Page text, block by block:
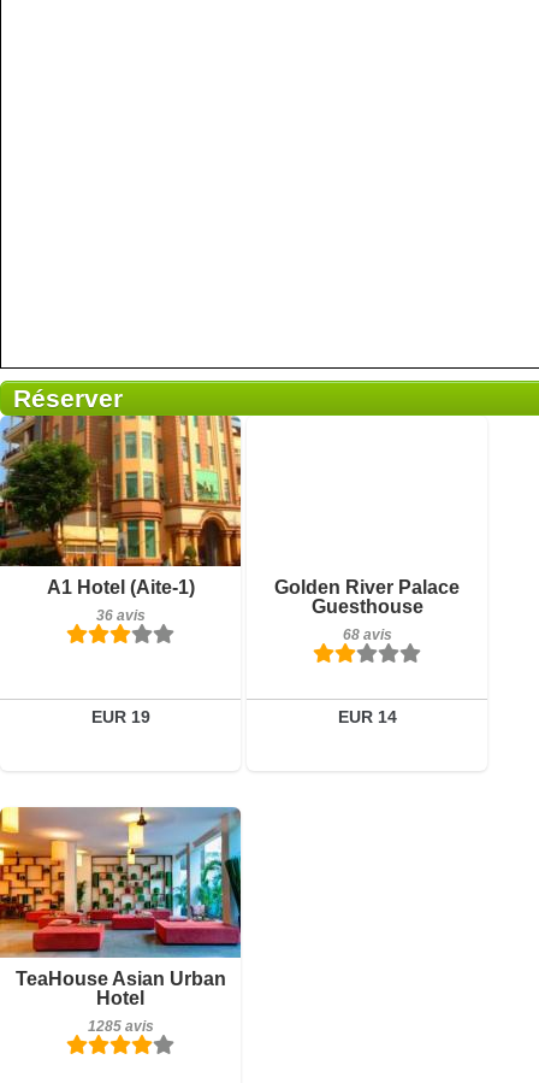
Réserver
A1 Hotel (Aite-1)
36 avis
EUR 19
Petit-déjeuner inclus
36 avis
Réserver
Golden River Palace
Guesthouse
68 avis
EUR 14
Détails
Réserver
TeaHouse Asian Urban
Hotel
1285 avis
1285 avis
Détails
Réserver